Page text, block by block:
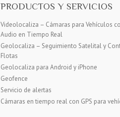
PRODUCTOS Y SERVICIOS
Videolocaliza – Cámaras para Vehículos
Audio en Tiempo Real
Geolocaliza – Seguimiento Satelital y
Flotas
Geolocaliza para Android y iPhone
Geofence
Servicio de alertas
Cámaras en tiempo real con GPS para